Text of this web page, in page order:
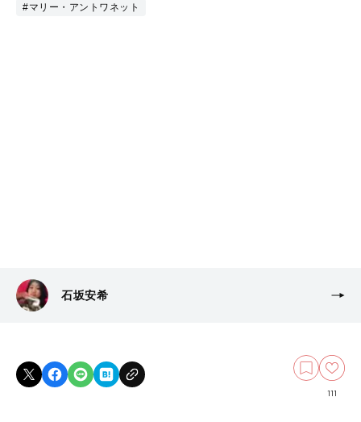
#マリー・アントワネット
石坂安希
111